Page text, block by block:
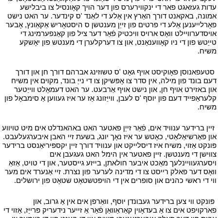
עדות געזאגט פאר די ינקווירערס פון דער הויך קאָונסיל צו ביבלישע
אמונה, באקאנט דורך האַרץ אין אַלע די לאַנד 'ס קינדער. ער האט נישט
פאָרלייענען אַלע די פרטים פון זייַן מענטשן ס היסטאָריש אַקאַונץ, אָבער
אויסדערוויילט וואָס ארויס וויכטיק פֿאַר דער ציל פון קאַנפערמינג די
טייַטש פון די ניו קאָווענאַנט, און צו דערקלערן די מענטש פון יאָשקע
משיח.
סטעפאנוסן פאָוקיסט אויף גאָט 'ס טשוזינג אברהם דורך חן און דורך
דעם בונד פון מילה, אין סדר צו אָפּשיקן צו די נייַ בונד, מקוים אין משיח
און באזירט אויף חן, און נישט אויף אַרבעט. ער האט דעמאָלט ווייַטער
קלעראַפייד דעם פון יוסף 'ס לעבן, ווייַזונג אַז ער איז געווען אַ סימבאָל פון
משיח.
זיין ברידער ענוויד אים, פֿאַר זייַן פאטער האט באהאנדלט אים מיט טויווע
און פּאַרשיאַלאַטי, כאָטש ער איז נאָך יונג, בשעת זיי האבן איבערגעלעבט.
פּונקט אַזוי, משיח איז דיסלייקט און ענוויד דורך זיין יקספּיריאַנסט ברידער
צווישן די מענטשן. זיין פאטער אין הימל האט געגעבן אים
ויסערגעוויינלעך מאַכט איבער חולאתן, בייזע גייסטער, און די טויט, אַזאַ
וואָס דער פאלק רייסט צו די מדינה לערער פון נצרת. זיי אַנערד אים מער
ווי די ראשי כהנים און סופרים אין די הויפּטשטאָט שטאָט פון ירושלים.
פּונקט ווי צען ברידער געבונדן יוסף, וואַרפן אים אין אַ גרוב, און
פארקויפט אים צו אַ בעדאָוין קאַראַוואַן פֿאַר אַ זייער נידעריק פּרייַז, אַזוי די